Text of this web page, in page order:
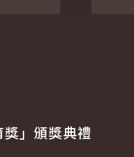
」頒獎典禮